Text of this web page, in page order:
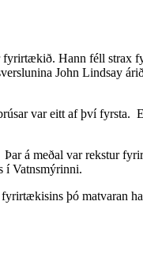
Hann féll strax
John Lindsay
var eitt af því fyrsta.
á meðal var rekstur
í Vatnsmýrinni.
þó matvaran